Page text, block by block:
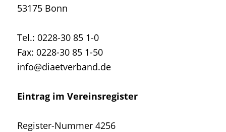
53175 Bonn
Tel.: 0228-30 85 1-0
Fax: 0228-30 85 1-50
info@diaetverband.de
Eintrag im Vereinsregister
Register-Nummer 4256